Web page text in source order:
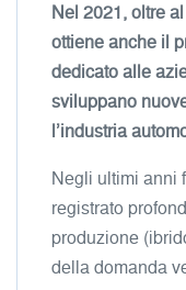
Nel 2021, oltre
ottiene anche il
dedicato alle
sviluppano
l’industria
Negli ultimi anni
registrato
produzione
della domanda